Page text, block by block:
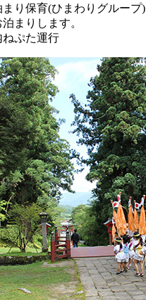
り保育(ひまわりグループ)
まりします。
ぷた運行